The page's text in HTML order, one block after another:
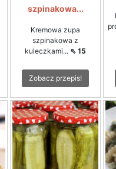
szpinakowa...
Kremowa zupa
szpinakowa z
kuleczkami... ⇖ 15
Zobacz przepis!